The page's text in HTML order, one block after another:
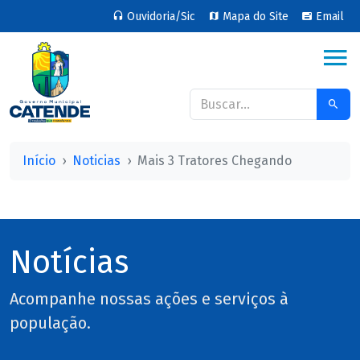
Ouvidoria/Sic Mapa do Site Email
Início Noticias Mais 3 Tratores Chegando
Notícias
Acompanhe nossas ações e serviços à
população.